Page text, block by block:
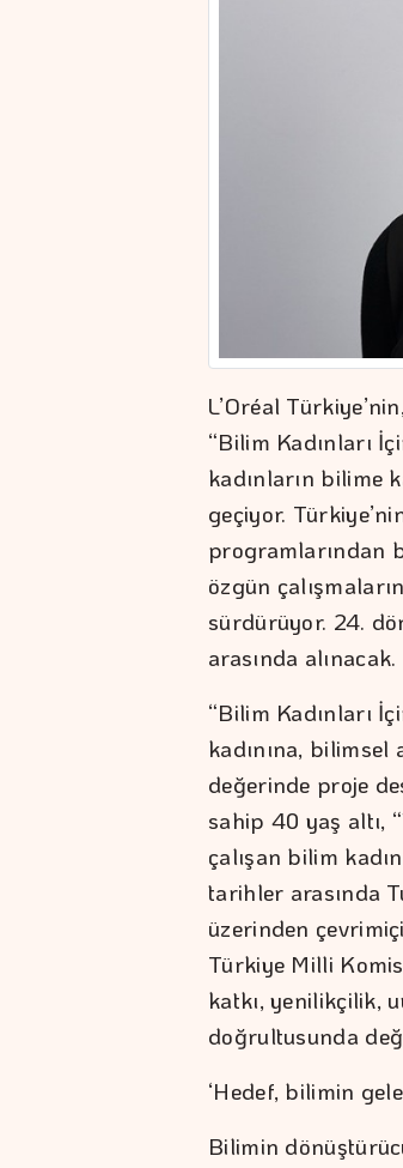
L’Oréal
“Bilim Kadınları
kadınların bilime
geçiyor.
programlarından
özgün
sürdürüyor. 24.
arasında alınacak.
“Bilim Kadınları
kadınına,
değerinde proje
sahip 40 yaş altı,
çalışan bilim
tarihler arasında
üzerinden
Türkiye Milli
katkı, yenilikçilik,
doğrultusunda
‘Hedef, bilimin
Bilimin